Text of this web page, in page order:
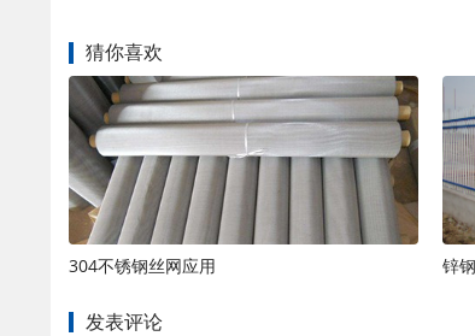
猜你喜欢
304不锈钢丝网应用 锌
发表评论